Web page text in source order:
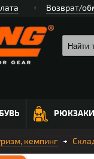
Возврат/
кемпинг